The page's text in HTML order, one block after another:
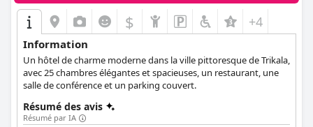
$ +4
Information
Un hôtel de charme moderne dans la ville pittoresque de Trikala,
avec 25 chambres élégantes et spacieuses, un restaurant, une
salle de conférence et un parking couvert.
Résumé des avis
Résumé par IA